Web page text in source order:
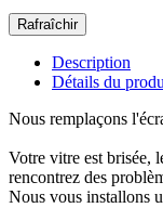
Description
Détails du
Nous remplaçons
Votre vitre est brisée,
rencontrez des
Nous vous installons